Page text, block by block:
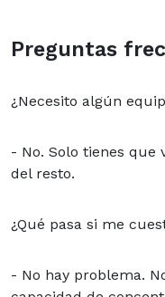
Preguntas
¿Necesito algún
- No. Solo tienes que
del resto.
¿Qué pasa si me
- No hay problema.